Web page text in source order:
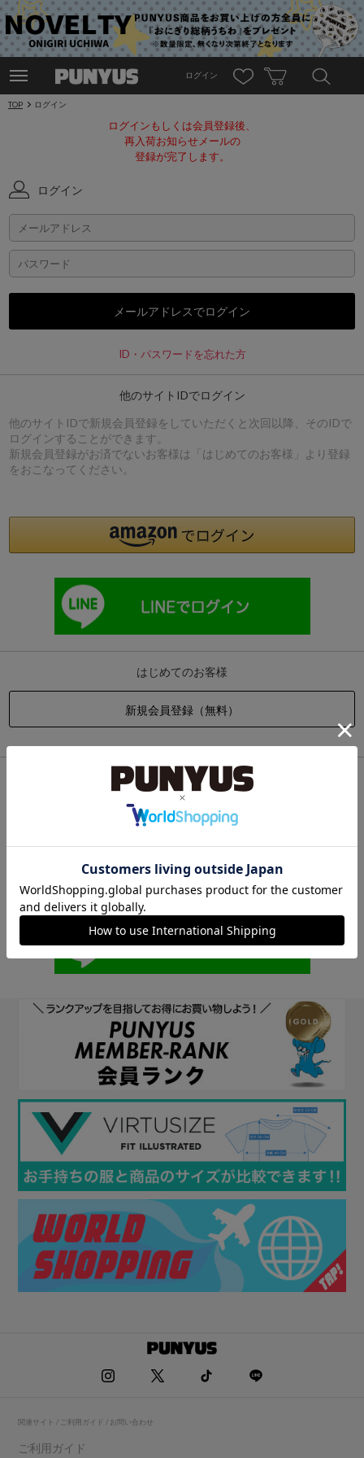
ログイン
TOP ログイン
ログインもしくは会員登録後、
再入荷お知らせメールの
登録が完了します。
ログイン
ID・パスワードを忘れた方
他のサイトIDでログイン
他のサイトIDで新規会員登録をしていただくと次回以降、そのIDで
ログインすることができます。
新規会員登録がお済でないお客様は「はじめてのお客様」より登録
をおこなってください。
はじめてのお客様
他のサイトIDで新規会員登録
他のサイトIDで新規会員登録をしていただくと次回以降、そのIDで
ログインすることができます。
関連サイト / ご利用ガイド / お問い合わせ
ご利用ガイド